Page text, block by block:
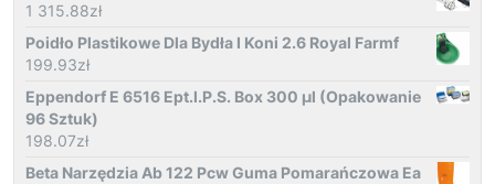
1 315.88zł
Poidło Plastikowe Dla Bydła I Koni 2.6 Royal Farmf
199.93zł
Eppendorf E 6516 Ept.I.P.S. Box 300 µl (Opakowanie
96 Sztuk)
198.07zł
Beta Narzędzia Ab 122 Pcw Guma Pomarańczowa Ea